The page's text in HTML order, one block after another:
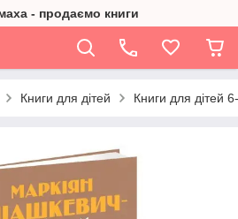
- продаємо книги
Книги для дітей Книги для дітей